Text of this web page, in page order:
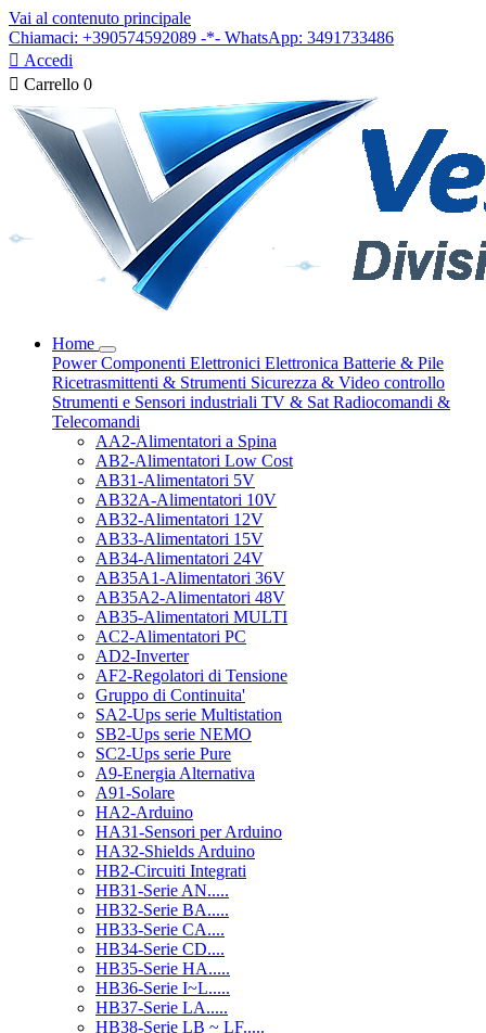
Vai al contenuto principale
Chiamaci: +390574592089 -*- WhatsApp: 3491733486
 Accedi
 Carrello 0
Home
PowerComponenti Elettronici Elettronica Batterie & Pile
Ricetrasmittenti & Strumenti Sicurezza & Video controllo
Strumenti e Sensori industriali TV & Sat Radiocomandi &
Telecomandi
AA2-Alimentatori a Spina
AB2-Alimentatori Low Cost
AB31-Alimentatori 5V
AB32A-Alimentatori 10V
AB32-Alimentatori 12V
AB33-Alimentatori 15V
AB34-Alimentatori 24V
AB35A1-Alimentatori 36V
AB35A2-Alimentatori 48V
AB35-Alimentatori MULTI
AC2-Alimentatori PC
AD2-Inverter
AF2-Regolatori di Tensione
Gruppo di Continuita'
SA2-Ups serie Multistation
SB2-Ups serie NEMO
SC2-Ups serie Pure
A9-Energia Alternativa
A91-Solare
HA2-Arduino
HA31-Sensori per Arduino
HA32-Shields Arduino
HB2-Circuiti Integrati
HB31-Serie AN.....
HB32-Serie BA.....
HB33-Serie CA....
HB34-Serie CD....
HB35-Serie HA.....
HB36-Serie I~L.....
HB37-Serie LA.....
HB38-Serie LB ~ LF.....